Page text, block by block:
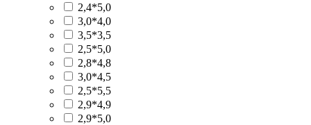
2,4*5,0
3,0*4,0
3,5*3,5
2,5*5,0
2,8*4,8
3,0*4,5
2,5*5,5
2,9*4,9
2,9*5,0